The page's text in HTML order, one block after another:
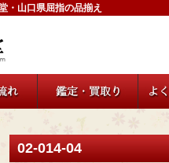
・山口県屈指の品揃え
02-014-04